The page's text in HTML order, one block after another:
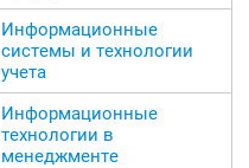
Информационные
системы и технологии
учета
Информационные
технологии в
менеджменте